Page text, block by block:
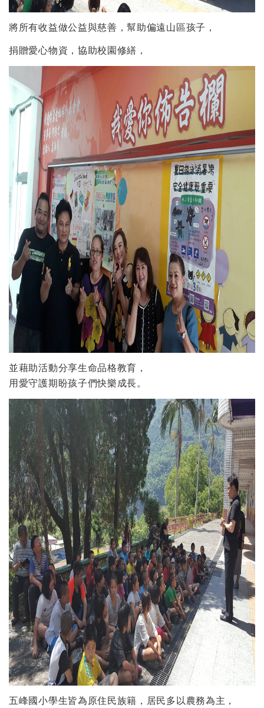
將所有收益做公益與慈善，幫助偏遠山區孩子，
捐贈愛心物資，協助校園修繕，
並藉助活動分享生命品格教育，
用愛守護期盼孩子們快樂成長。
五峰國小學生皆為原住民族籍，居民多以農務為主，